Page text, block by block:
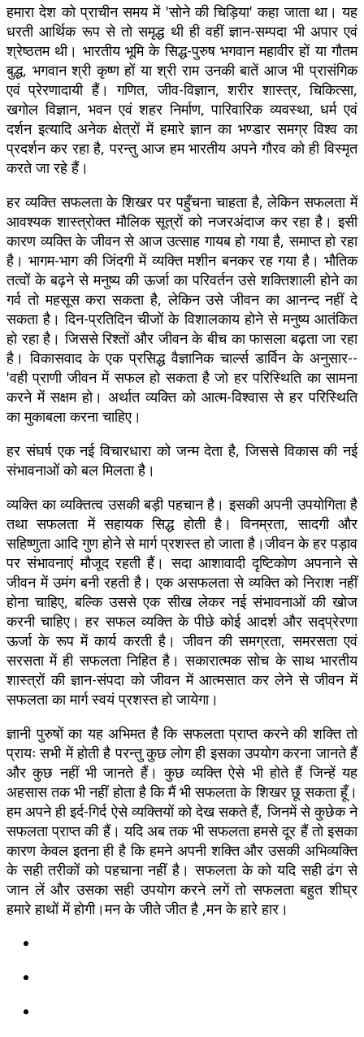
हमारा देश को प्राचीन समय में 'सोने की चिड़िया' कहा जाता था। यह
धरती आर्थिक रूप से तो समृद्ध थी ही वहीं ज्ञान-सम्पदा भी अपार एवं
श्रेष्ठतम थी। भारतीय भूमि के सिद्ध-पुरुष भगवान महावीर हों या गौतम
बुद्ध, भगवान श्री कृष्ण हों या श्री राम उनकी बातें आज भी प्रासंगिक
एवं प्रेरणादायी हैं। गणित, जीव-विज्ञान, शरीर शास्त्र, चिकित्सा,
खगोल विज्ञान, भवन एवं शहर निर्माण, पारिवारिक व्यवस्था, धर्म एवं
दर्शन इत्यादि अनेक क्षेत्रों में हमारे ज्ञान का भण्डार समग्र विश्व का
प्रदर्शन कर रहा है, परन्तु आज हम भारतीय अपने गौरव को ही विस्मृत
करते जा रहे हैं।
हर व्यक्ति सफलता के शिखर पर पहुँचना चाहता है, लेकिन सफलता में
आवश्यक शास्त्रोक्त मौलिक सूत्रों को नजरअंदाज कर रहा है। इसी
कारण व्यक्ति के जीवन से आज उत्साह गायब हो गया है, समाप्त हो रहा
है। भागम-भाग की जिंदगी में व्यक्ति मशीन बनकर रह गया है। भौतिक
तत्वों के बढ़ने से मनुष्य की ऊर्जा का परिवर्तन उसे शक्तिशाली होने का
गर्व तो महसूस करा सकता है, लेकिन उसे जीवन का आनन्द नहीं दे
सकता है। दिन-प्रतिदिन चीजों के विशालकाय होने से मनुष्य आतंकित
हो रहा है। जिससे रिश्तों और जीवन के बीच का फासला बढ़ता जा रहा
है। विकासवाद के एक प्रसिद्ध वैज्ञानिक चार्ल्स डार्विन के अनुसार--
'वही प्राणी जीवन में सफल हो सकता है जो हर परिस्थिति का सामना
करने में सक्षम हो। अर्थात व्यक्ति को आत्म-विश्वास से हर परिस्थिति
का मुकाबला करना चाहिए।
हर संघर्ष एक नई विचारधारा को जन्म देता है, जिससे विकास की नई
संभावनाओं को बल मिलता है।
व्यक्ति का व्यक्तित्व उसकी बड़ी पहचान है। इसकी अपनी उपयोगिता है
तथा सफलता में सहायक सिद्ध होती है। विनम्रता, सादगी और
सहिष्णुता आदि गुण होने से मार्ग प्रशस्त हो जाता है।जीवन के हर पड़ाव
पर संभावनाएं मौजूद रहती हैं। सदा आशावादी दृष्टिकोण अपनाने से
जीवन में उमंग बनी रहती है। एक असफलता से व्यक्ति को निराश नहीं
होना चाहिए, बल्कि उससे एक सीख लेकर नई संभावनाओं की खोज
करनी चाहिए। हर सफल व्यक्ति के पीछे कोई आदर्श और सद्प्रेरणा
ऊर्जा के रूप में कार्य करती है। जीवन की समग्रता, समरसता एवं
सरसता में ही सफलता निहित है। सकारात्मक सोच के साथ भारतीय
शास्त्रों की ज्ञान-संपदा को जीवन में आत्मसात कर लेने से जीवन में
सफलता का मार्ग स्वयं प्रशस्त हो जायेगा।
ज्ञानी पुरुषों का यह अभिमत है कि सफलता प्राप्त करने की शक्ति तो
प्रायः सभी में होती है परन्तु कुछ लोग ही इसका उपयोग करना जानते हैं
और कुछ नहीं भी जानते हैं। कुछ व्यक्ति ऐसे भी होते हैं जिन्हें यह
अहसास तक भी नहीं होता है कि मैं भी सफलता के शिखर छू सकता हूँ।
हम अपने ही इर्द-गिर्द ऐसे व्यक्तियों को देख सकते हैं, जिनमें से कुछेक ने
सफलता प्राप्त की हैं। यदि अब तक भी सफलता हमसे दूर हैं तो इसका
कारण केवल इतना ही है कि हमने अपनी शक्ति और उसकी अभिव्यक्ति
के सही तरीकों को पहचाना नहीं है। सफलता के को यदि सही ढंग से
जान लें और उसका सही उपयोग करने लगें तो सफलता बहुत शीघ्र
हमारे हाथों में होगी।मन के जीते जीत है ,मन के हारे हार।